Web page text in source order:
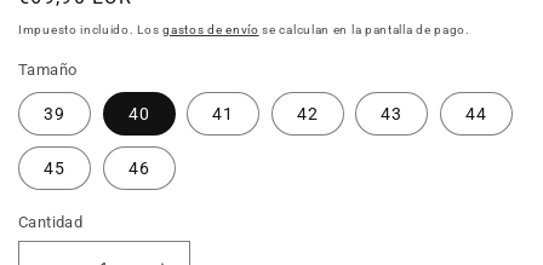
habitual
Impuesto incluido. Losgastos de envío se calculan en la pantalla de pago.
Tamaño
39 40 41 42 43 44
45 46
Cantidad